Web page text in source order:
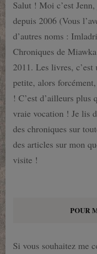
Salut ! Moi c’est
depuis 2006 (Vous
d’autres noms :
Chroniques de
2011. Les livres, c’est
petite, alors
! C’est d’ailleurs plus
vraie vocation ! Je lis
des chroniques sur
des articles sur mon
visite !
POUR
Si vous souhaitez me